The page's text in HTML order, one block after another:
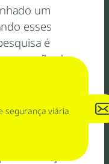
segurança viária
um
esses
é
de
de dados de